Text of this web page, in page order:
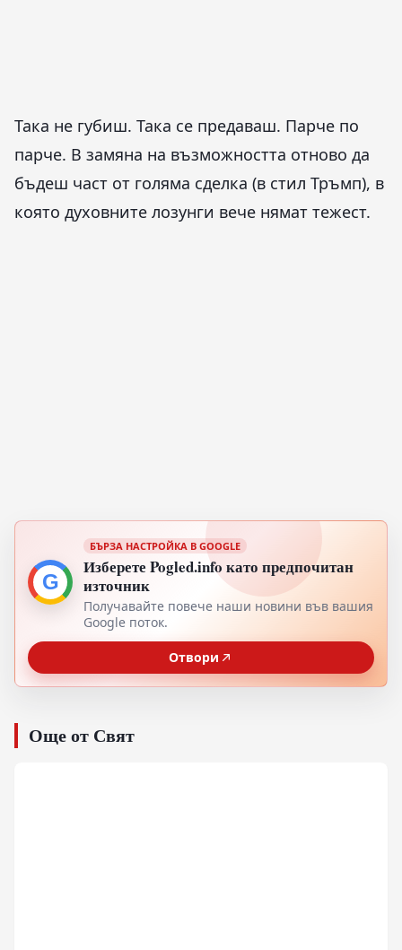
Така не губиш. Така се предаваш. Парче по
парче. В замяна на възможността отново да
бъдеш част от голяма сделка (в стил Тръмп), в
която духовните лозунги вече нямат тежест.
G
БЪРЗА НАСТРОЙКА В GOOGLE
Изберете Pogled.info като предпочитан
източник
Получавайте повече наши новини във вашия
Google поток.
Отвори
Още от Свят